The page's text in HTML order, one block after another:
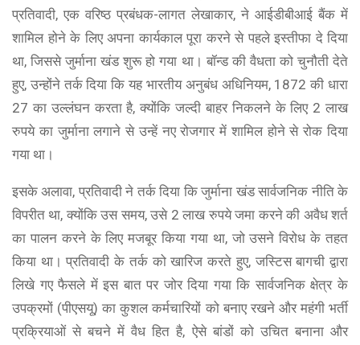
प्रतिवादी, एक वरिष्ठ प्रबंधक-लागत लेखाकार, ने आईडीबीआई बैंक में
शामिल होने के लिए अपना कार्यकाल पूरा करने से पहले इस्तीफा दे दिया
था, जिससे जुर्माना खंड शुरू हो गया था। बॉन्ड की वैधता को चुनौती देते
हुए, उन्होंने तर्क दिया कि यह भारतीय अनुबंध अधिनियम, 1872 की धारा
27 का उल्लंघन करता है, क्योंकि जल्दी बाहर निकलने के लिए 2 लाख
रुपये का जुर्माना लगाने से उन्हें नए रोजगार में शामिल होने से रोक दिया
गया था।
इसके अलावा, प्रतिवादी ने तर्क दिया कि जुर्माना खंड सार्वजनिक नीति के
विपरीत था, क्योंकि उस समय, उसे 2 लाख रुपये जमा करने की अवैध शर्त
का पालन करने के लिए मजबूर किया गया था, जो उसने विरोध के तहत
किया था। प्रतिवादी के तर्क को खारिज करते हुए, जस्टिस बागची द्वारा
लिखे गए फैसले में इस बात पर जोर दिया गया कि सार्वजनिक क्षेत्र के
उपक्रमों (पीएसयू) का कुशल कर्मचारियों को बनाए रखने और महंगी भर्ती
प्रक्रियाओं से बचने में वैध हित है, ऐसे बांडों को उचित बनाना और